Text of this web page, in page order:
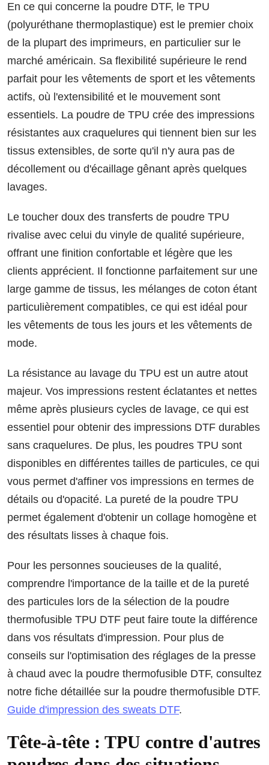
En ce qui concerne la poudre DTF, le TPU
(polyuréthane thermoplastique) est le premier choix
de la plupart des imprimeurs, en particulier sur le
marché américain. Sa flexibilité supérieure le rend
parfait pour les vêtements de sport et les vêtements
actifs, où l'extensibilité et le mouvement sont
essentiels. La poudre de TPU crée des impressions
résistantes aux craquelures qui tiennent bien sur les
tissus extensibles, de sorte qu'il n'y aura pas de
décollement ou d'écaillage gênant après quelques
lavages.
Le toucher doux des transferts de poudre TPU
rivalise avec celui du vinyle de qualité supérieure,
offrant une finition confortable et légère que les
clients apprécient. Il fonctionne parfaitement sur une
large gamme de tissus, les mélanges de coton étant
particulièrement compatibles, ce qui est idéal pour
les vêtements de tous les jours et les vêtements de
mode.
La résistance au lavage du TPU est un autre atout
majeur. Vos impressions restent éclatantes et nettes
même après plusieurs cycles de lavage, ce qui est
essentiel pour obtenir des impressions DTF durables
sans craquelures. De plus, les poudres TPU sont
disponibles en différentes tailles de particules, ce qui
vous permet d'affiner vos impressions en termes de
détails ou d'opacité. La pureté de la poudre TPU
permet également d'obtenir un collage homogène et
des résultats lisses à chaque fois.
Pour les personnes soucieuses de la qualité,
comprendre l'importance de la taille et de la pureté
des particules lors de la sélection de la poudre
thermofusible TPU DTF peut faire toute la différence
dans vos résultats d'impression. Pour plus de
conseils sur l'optimisation des réglages de la presse
à chaud avec la poudre thermofusible DTF, consultez
notre fiche détaillée sur la poudre thermofusible DTF.
Guide d'impression des sweats DTF.
Tête-à-tête : TPU contre d'autres